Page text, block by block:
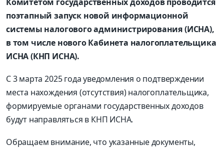
поэтапный запуск новой информационной
системы налогового администрирования (ИСНА),
в том числе нового Кабинета налогоплательщика
ИСНА (КНП ИСНА).
С 3 марта 2025 года уведомления о подтверждении
места нахождения (отсутствия) налогоплательщика,
формируемые органами государственных доходов
будут направляться в КНП ИСНА.
Обращаем внимание, что указанные документы,